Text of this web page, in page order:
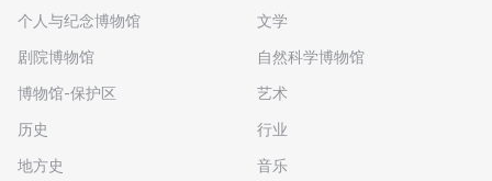
个人与纪念博物馆
剧院博物馆
博物馆-保护区
历史
地方史
文学
自然科学博物馆
艺术
行业
音乐